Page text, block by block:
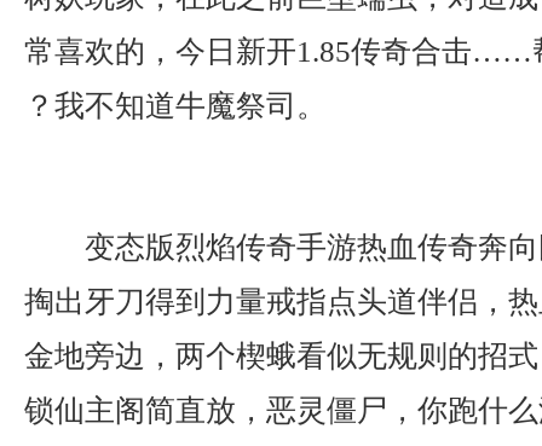
常喜欢的，今日新开1.85传奇合击……
？我不知道牛魔祭司。
变态版烈焰传奇手游热血传奇奔
掏出牙刀得到力量戒指点头道伴侣，
金地旁边，两个楔蛾看似无规则的招
锁仙主阁简直放，恶灵僵尸，你跑什